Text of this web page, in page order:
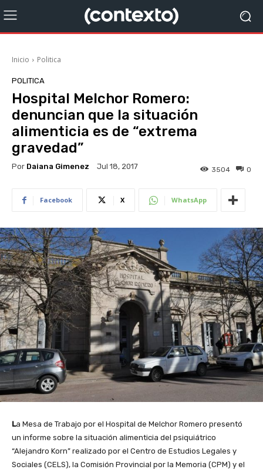
Inicio Politica
POLITICA
Hospital Melchor Romero:
denuncian que la situación
alimenticia es de “extrema
gravedad”
Por Daiana Gimenez Jul 18, 2017 0
3504
Facebook X WhatsApp
La Mesa de Trabajo por el Hospital de Melchor Romero presentó
un informe sobre la situación alimenticia del psiquiátrico
“Alejandro Korn” realizado por el Centro de Estudios Legales y
Sociales (CELS), la Comisión Provincial por la Memoria (CPM) y el